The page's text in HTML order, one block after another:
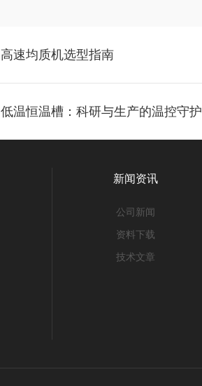
高速均质机选型指南
低温恒温槽：科研与生产的温控守
新闻资讯
公司新闻
资料下载
技术文章